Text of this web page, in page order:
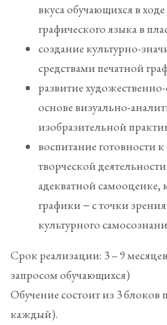
вкуса обучающихся в
графического языка в
создание культурно-
средствами печатной
развитие
основе визуально-
изобразительной
воспитание готовности
творческой
адекватной самооценке,
графики − с точки зрения
культурного
Срок реализации: 3 – 9
запросом обучающихся)
Обучение состоит из 3 блоков
каждый).